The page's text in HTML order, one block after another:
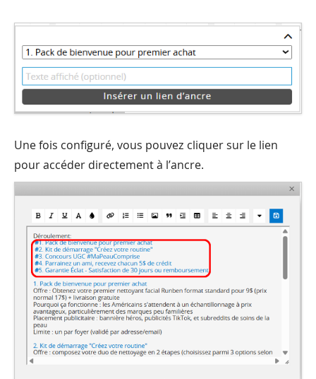
Une fois configuré, vous pouvez cliquer sur le lien
pour accéder directement à l’ancre.